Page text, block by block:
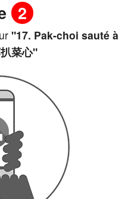
2
"17. Pak-choi sauté à
菜心"